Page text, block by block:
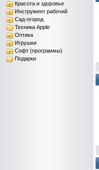
Красота и здоровье
Инструмент рабочий
Сад-огород
Техника Apple
Оптика
Игрушки
Софт (программы)
Подарки